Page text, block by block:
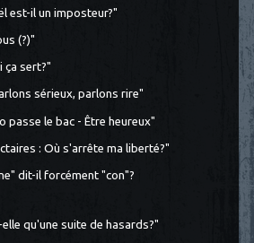
est-il un imposteur?"
(?)"
ça sert?"
sérieux, parlons rire"
passe le bac - Être heureux"
: Où s'arrête ma liberté?"
dit-il forcément "con"?
qu'une suite de hasards?"